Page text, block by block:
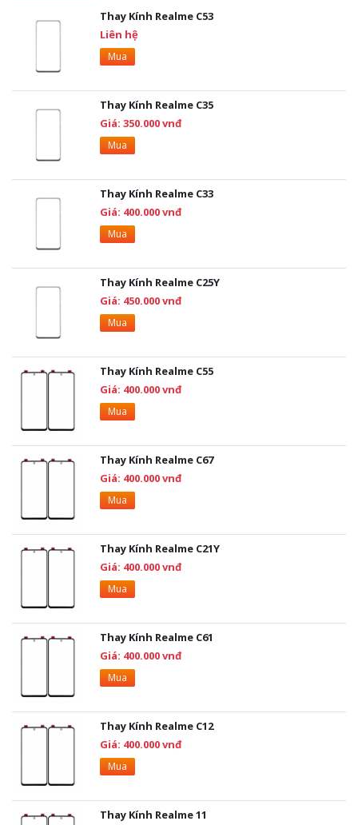
Thay Kính Realme C53
Liên hệ
Mua
Thay Kính Realme C35
Giá: 350.000 vnđ
Mua
Thay Kính Realme C33
Giá: 400.000 vnđ
Mua
Thay Kính Realme C25Y
Giá: 450.000 vnđ
Mua
Thay Kính Realme C55
Giá: 400.000 vnđ
Mua
Thay Kính Realme C67
Giá: 400.000 vnđ
Mua
Thay Kính Realme C21Y
Giá: 400.000 vnđ
Mua
Thay Kính Realme C61
Giá: 400.000 vnđ
Mua
Thay Kính Realme C12
Giá: 400.000 vnđ
Mua
Thay Kính Realme 11